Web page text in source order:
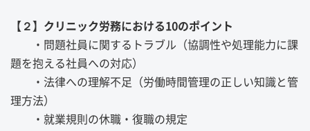
【２】クリニック労務における10のポイント
・問題社員に関するトラブル（協調性や処理能力に課
題を抱える社員への対応）
・法律への理解不足（労働時間管理の正しい知識と管
理方法）
・就業規則の休職・復職の規定